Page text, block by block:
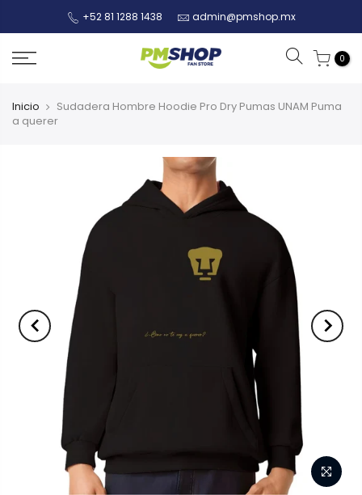
+52 81 1288 1438 admin@pmshop.mx
0
Inicio
Sudadera Hombre Hoodie Pro Dry Pumas UNAM Puma
a querer